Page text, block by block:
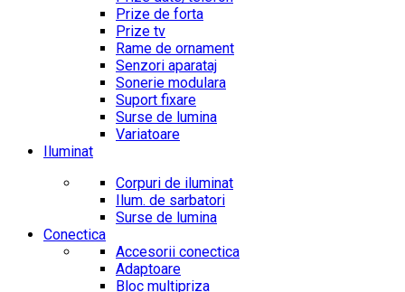
Prize de forta
Prize tv
Rame de ornament
Senzori aparataj
Sonerie modulara
Suport fixare
Surse de lumina
Variatoare
Iluminat
Corpuri de iluminat
Ilum. de sarbatori
Surse de lumina
Conectica
Accesorii conectica
Adaptoare
Bloc multipriza